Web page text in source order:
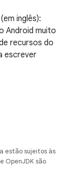
(em inglês):
Android muito
recursos do
escrever
estão sujeitos às
OpenJDK são